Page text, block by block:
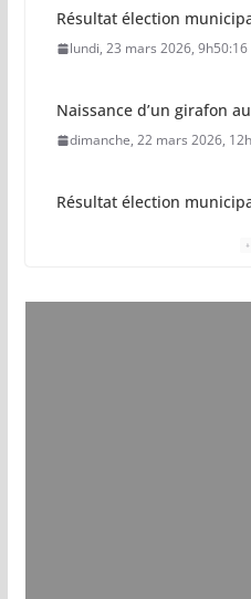
Résultat élection
lundi, 23 mars 2026, 9h50:16
Naissance d’un girafon
dimanche, 22 mars 2026,
Résultat élection